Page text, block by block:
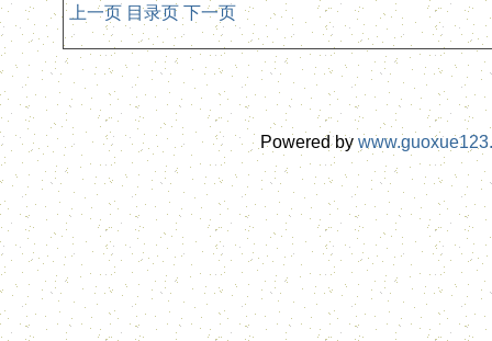
上一页 目录页 下一页
Powered by